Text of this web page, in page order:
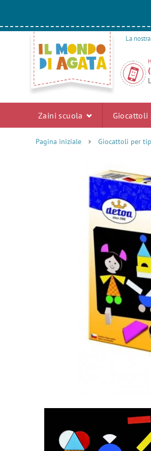
La
Zaini scuola Giocattoli
Pagina iniziale Giocattoli per